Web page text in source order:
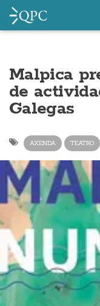
Malpica
de
Galegas
AXENDA TEATRO